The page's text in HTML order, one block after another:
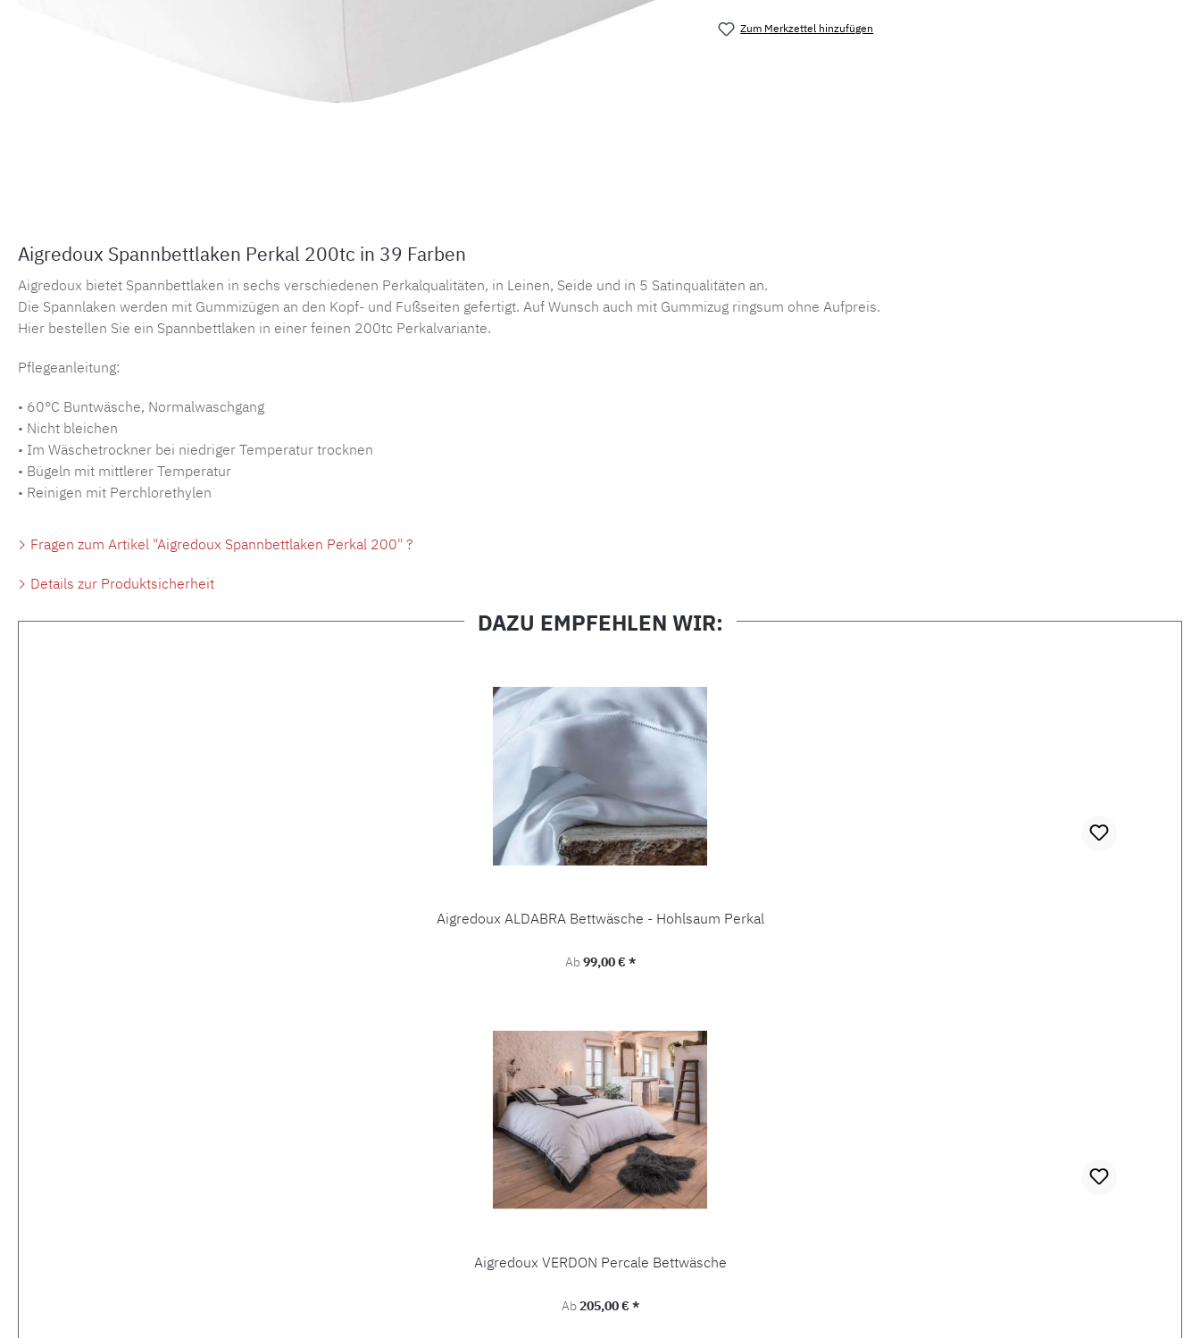
Zum Merkzettel hinzufügen
Aigredoux Spannbettlaken Perkal 200tc in 39 Farben
Aigredoux bietet Spannbettlaken in sechs verschiedenen Perkalqualitäten, in Leinen, Seide und in 5 Satinqualitäten an.
Die Spannlaken werden mit Gummizügen an den Kopf- und Fußseiten gefertigt. Auf Wunsch auch mit Gummizug ringsum ohne Aufpreis.
Hier bestellen Sie ein Spannbettlaken in einer feinen 200tc Perkalvariante.
Pflegeanleitung:
• 60°C Buntwäsche, Normalwaschgang
• Nicht bleichen
• Im Wäschetrockner bei niedriger Temperatur trocknen
• Bügeln mit mittlerer Temperatur
• Reinigen mit Perchlorethylen
Fragen zum Artikel "Aigredoux Spannbettlaken Perkal 200" ?
Details zur Produktsicherheit
DAZU EMPFEHLEN WIR:
Aigredoux ALDABRA Bettwäsche - Hohlsaum Perkal
Regulärer Preis:
Ab99,00 € *
Aigredoux VERDON Percale Bettwäsche
Regulärer Preis:
Ab205,00 € *